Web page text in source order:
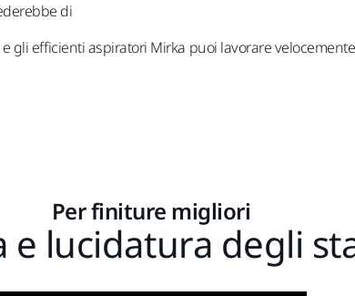
di
gli efficienti aspiratori Mirka puoi lavorare
Per finiture migliori
e lucidatura degli